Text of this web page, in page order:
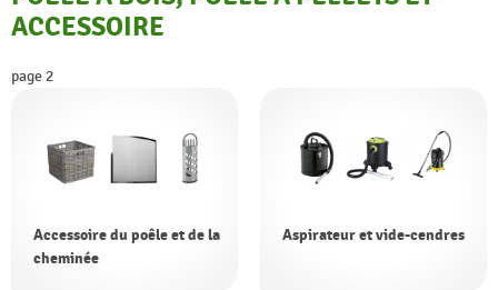
ACCESSOIRE
page 2
Accessoire du poêle et de la
cheminée
Aspirateur et vide-cendres